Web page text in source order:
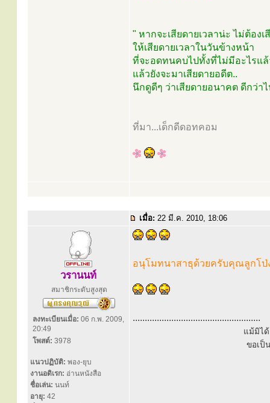
" หากจะเสียดายเวลาน่ะ ไม่ต้อง
ให้เสียดายเวลาในวันข้างหน้า
ที่จะอดทนคบไปทั้งที่ไม่มีอะไรแล้
แล้วยังจะมาเสียดายอดีต..
นึกดูดีๆ ว่าเสียดายอนาคต ดีกว่า
ที่มา...เด็กดีดอทคอม
เมื่อ: 22 มี.ค. 2010, 18:06
วรานนท์
สมาชิกระดับสูงสุด
ลงทะเบียนเมื่อ: 06 ก.พ. 2009,
20:49
โพสต์: 3978
แนวปฏิบัติ: พอง-ยุบ
งานอดิเรก: อ่านหนังสือ
ชื่อเล่น: นนท์
อายุ: 42
อนุโมทนาสาธุด้วยครับคุณลูกโป่
.....................................................
แม้มิได้
ขอเป็